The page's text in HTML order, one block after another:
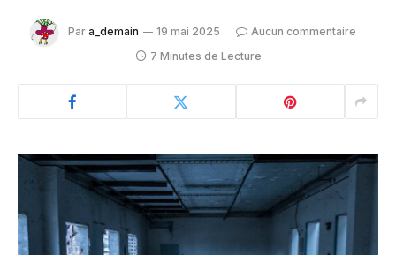
Par a_demain 19 mai 2025
Aucun commentaire
7 Minutes de Lecture